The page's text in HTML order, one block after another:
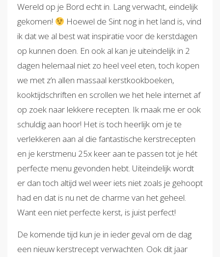
Wereld op je Bord echt in. Lang verwacht, eindelijk
gekomen!
Hoewel de Sint nog in het land is, vind
ik dat we al best wat inspiratie voor de kerstdagen
op kunnen doen. En ook al kan je uiteindelijk in 2
dagen helemaal niet zo heel veel eten, toch kopen
we met z’n allen massaal kerstkookboeken,
kooktijdschriften en scrollen we het hele internet af
op zoek naar lekkere recepten. Ik maak me er ook
schuldig aan hoor! Het is toch heerlijk om je te
verlekkeren aan al die fantastische kerstrecepten
en je kerstmenu 25x keer aan te passen tot je hét
perfecte menu gevonden hebt. Uiteindelijk wordt
er dan toch altijd wel weer iets niet zoals je gehoopt
had en dat is nu net de charme van het geheel.
Want een niet perfecte kerst, is juist perfect!
De komende tijd kun je in ieder geval om de dag
een nieuw kerstrecept verwachten. Ook dit jaar